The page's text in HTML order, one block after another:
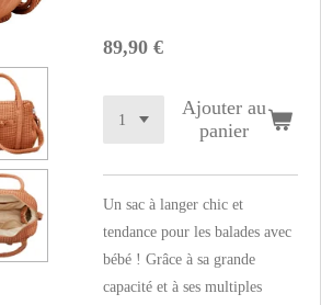
89,90 €
Ajouter au
panier
Un sac à langer chic et
tendance pour les balades avec
bébé ! Grâce à sa grande
capacité et à ses multiples